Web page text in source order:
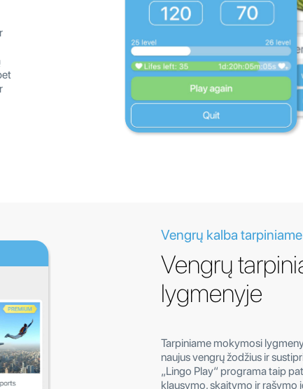
Vengrų kalba
Vengrų
lygmenyje
Tarpiniame mokymosi
naujus vengrų žodžius ir
„Lingo Play“ programa taip
klausymo, skaitymo ir rašymo